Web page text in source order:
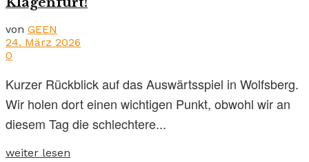
von GEEN
24. März 2026
0
Kurzer Rückblick auf das Auswärtsspiel in Wolfsberg.
Wir holen dort einen wichtigen Punkt, obwohl wir an
diesem Tag die schlechtere...
weiter lesen